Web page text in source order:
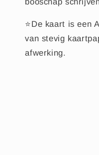
⭐️De kaart is een
van stevig
afwerking.